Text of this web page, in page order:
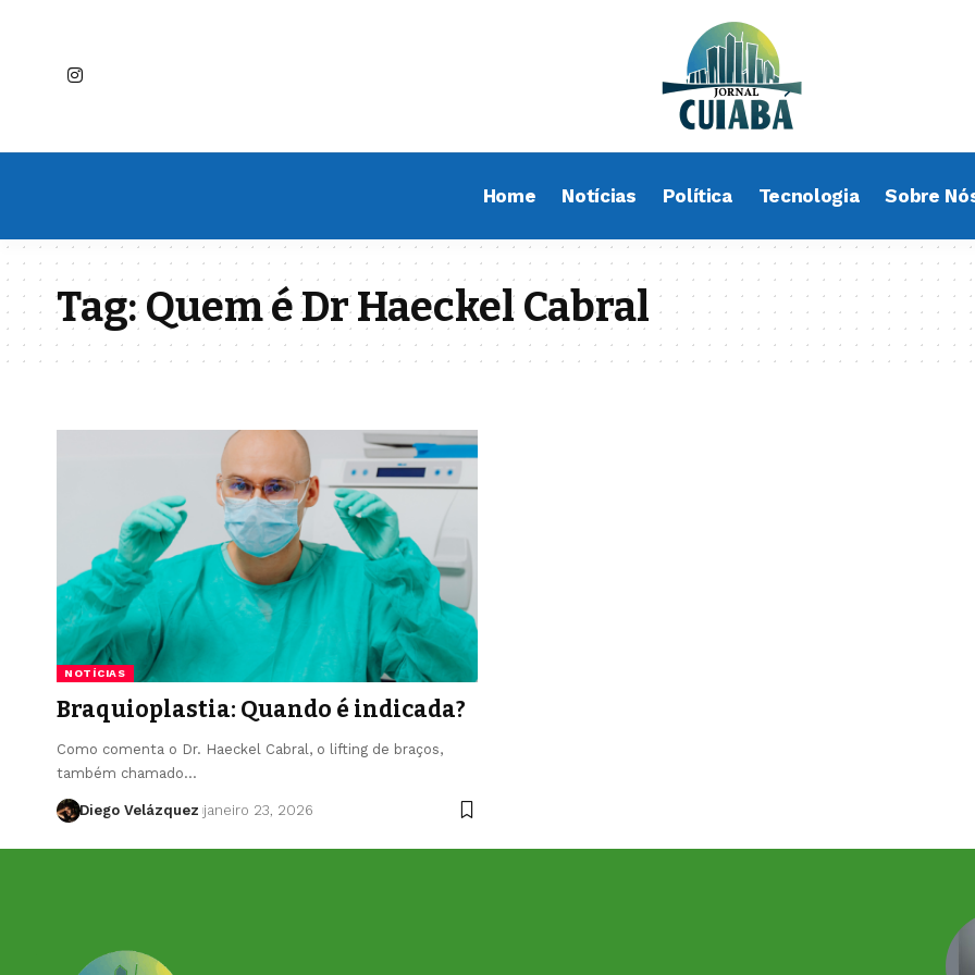
Home Notícias Política Tecnologia Sobre
Tag:Quem é Dr Haeckel Cabral
NOTÍCIAS
Braquioplastia: Quando é indicada?
Como comenta o Dr. Haeckel Cabral, o lifting de braços,
também chamado…
Diego Velázquez janeiro 23, 2026